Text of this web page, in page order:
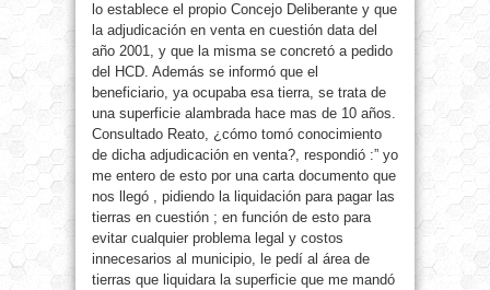
lo establece el propio Concejo Deliberante y que
la adjudicación en venta en cuestión data del
año 2001, y que la misma se concretó a pedido
del HCD. Además se informó que el
beneficiario, ya ocupaba esa tierra, se trata de
una superficie alambrada hace mas de 10 años.
Consultado Reato, ¿cómo tomó conocimiento
de dicha adjudicación en venta?, respondió :” yo
me entero de esto por una carta documento que
nos llegó , pidiendo la liquidación para pagar las
tierras en cuestión ; en función de esto para
evitar cualquier problema legal y costos
innecesarios al municipio, le pedí al área de
tierras que liquidara la superficie que me mandó